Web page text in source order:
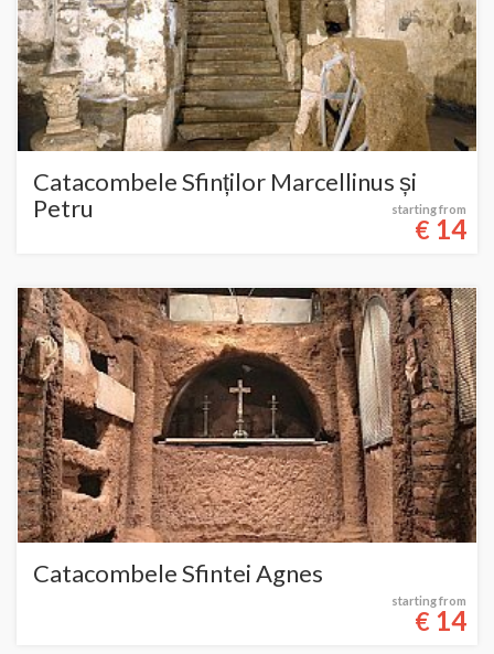
Catacombele Sfinților Marcellinus și
Petru
starting from
€ 14
Catacombele Sfintei Agnes
starting from
€ 14